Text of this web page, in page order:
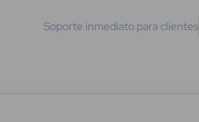
Soporte inmediato para clientes